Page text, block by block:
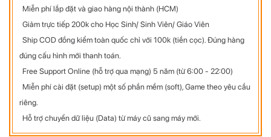
Miễn phí lắp đặt và giao hàng nội thành (HCM)
Giảm trực tiếp 200k cho Học Sinh/ Sinh Viên/ Giáo Viên
Ship COD đồng kiểm toàn quốc chỉ với 100k (tiền cọc). Đúng hàng
đúng cấu hình mới thanh toán.
Free Support Online (hỗ trợ qua mạng) 5 năm (từ 6:00 - 22:00)
Miễn phí cài đặt (setup) một số phần mềm (soft), Game theo yêu cầu
riêng.
Hỗ trợ chuyển dữ liệu (Data) từ máy cũ sang máy mới.